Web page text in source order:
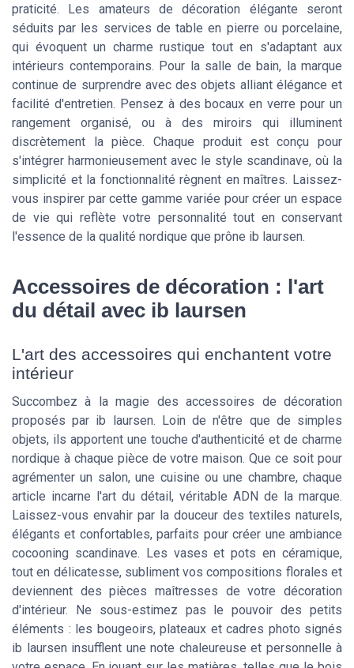
praticité. Les amateurs de décoration élégante seront
séduits par les services de table en pierre ou porcelaine,
qui évoquent un charme rustique tout en s'adaptant aux
intérieurs contemporains. Pour la salle de bain, la marque
continue de surprendre avec des objets alliant élégance et
facilité d'entretien. Pensez à des bocaux en verre pour un
rangement organisé, ou à des miroirs qui illuminent
discrètement la pièce. Chaque produit est conçu pour
s'intégrer harmonieusement avec le style scandinave, où la
simplicité et la fonctionnalité règnent en maîtres. Laissez-
vous inspirer par cette gamme variée pour créer un espace
de vie qui reflète votre personnalité tout en conservant
l'essence de la qualité nordique que prône ib laursen.
Accessoires de décoration : l'art
du détail avec ib laursen
L'art des accessoires qui enchantent votre
intérieur
Succombez à la magie des accessoires de décoration
proposés par ib laursen. Loin de n'être que de simples
objets, ils apportent une touche d'authenticité et de charme
nordique à chaque pièce de votre maison. Que ce soit pour
agrémenter un salon, une cuisine ou une chambre, chaque
article incarne l'art du détail, véritable ADN de la marque.
Laissez-vous envahir par la douceur des textiles naturels,
élégants et confortables, parfaits pour créer une ambiance
cocooning scandinave. Les vases et pots en céramique,
tout en délicatesse, subliment vos compositions florales et
deviennent des pièces maîtresses de votre décoration
d'intérieur. Ne sous-estimez pas le pouvoir des petits
éléments : les bougeoirs, plateaux et cadres photo signés
ib laursen insufflent une note chaleureuse et personnelle à